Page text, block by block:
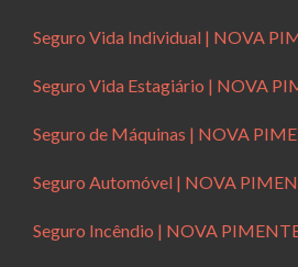
Seguro Vida Individual | NOVA
Seguro Vida Estagiário | NOVA
Seguro de Máquinas | NOVA
Seguro Automóvel | NOVA
Seguro Incêndio | NOVA